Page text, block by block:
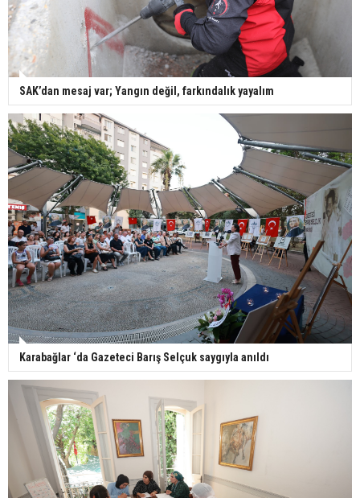
SAK’dan mesaj var; Yangın değil, farkındalık yayalım
Karabağlar ‘da Gazeteci Barış Selçuk saygıyla anıldı